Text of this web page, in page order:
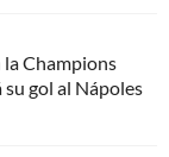
la Champions
su gol al Nápoles